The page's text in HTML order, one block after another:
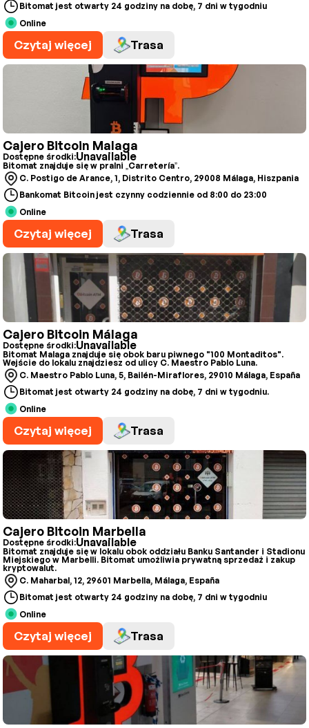
Bitomat jest otwarty 24 godziny na dobę, 7 dni w tygodniu
Online
Czytaj więcej Trasa
Cajero Bitcoin Malaga
Dostępne środki:Unavailable
Bitomat znajduje się w pralni „Carretería”.
C. Postigo de Arance, 1, Distrito Centro, 29008 Málaga, Hiszpania
Bankomat Bitcoin jest czynny codziennie od 8:00 do 23:00
Online
Czytaj więcej Trasa
Cajero Bitcoin Málaga
Dostępne środki:Unavailable
Bitomat Malaga znajduje się obok baru piwnego "100 Montaditos".
Wejście do lokalu znajdziesz od ulicy C. Maestro Pablo Luna.
C. Maestro Pablo Luna, 5, Bailén-Miraflores, 29010 Málaga, España
Bitomat jest otwarty 24 godziny na dobę, 7 dni w tygodniu.
Online
Czytaj więcej Trasa
Cajero Bitcoin Marbella
Dostępne środki:Unavailable
Bitomat znajduje się w lokalu obok oddziału Banku Santander i Stadionu
Miejskiego w Marbelli. Bitomat umożliwia prywatną sprzedaż i zakup
kryptowalut.
C. Maharbal, 12, 29601 Marbella, Málaga, España
Bitomat jest otwarty 24 godziny na dobę, 7 dni w tygodniu
Online
Czytaj więcej Trasa